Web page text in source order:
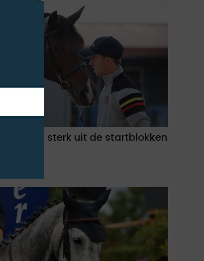
van Beek sterk uit de startblokken